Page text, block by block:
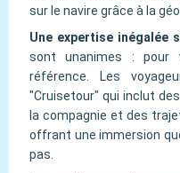
sur le navire grâce à la
Une expertise inégalée
sont unanimes : pour
référence. Les
"Cruisetour" qui inclut
la compagnie et des
offrant une immersion
pas.